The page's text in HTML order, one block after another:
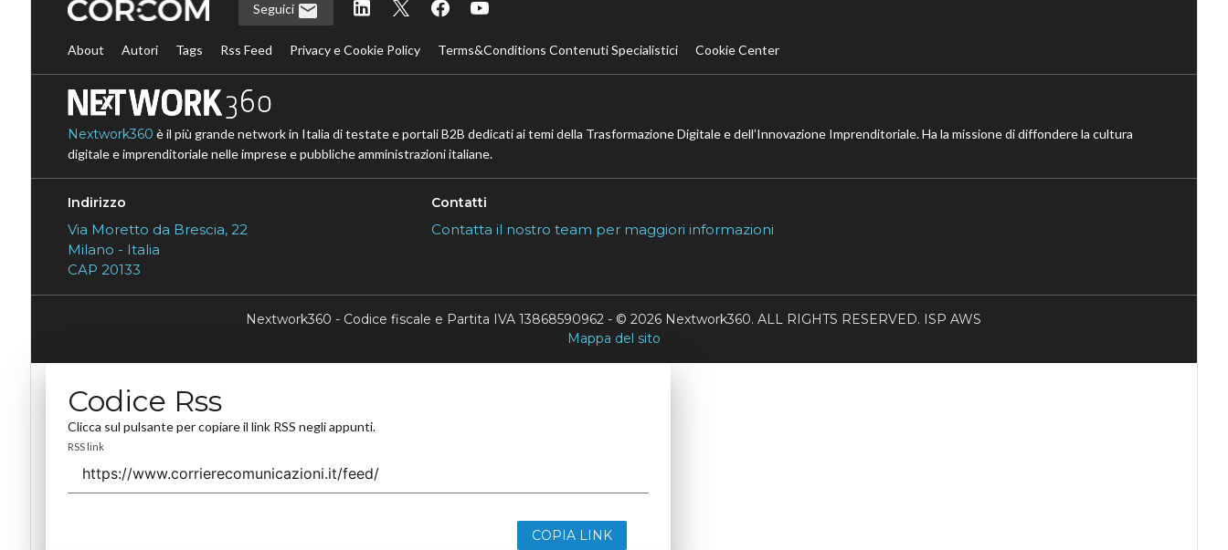
Seguici
About Autori Tags Rss Feed Privacy e Cookie Policy Terms&Conditions Contenuti Specialistici Cookie Center
Nextwork360 è il più grande network in Italia di testate e portali B2B dedicati ai temi della Trasformazione Digitale e dell’Innovazione Imprenditoriale. Ha la missione di diffondere la cultura
digitale e imprenditoriale nelle imprese e pubbliche amministrazioni italiane.
Indirizzo
Via Moretto da Brescia, 22
Milano - Italia
CAP 20133
Contatti
Contatta il nostro team per maggiori informazioni
Nextwork360 - Codice fiscale e Partita IVA 13868590962 - © 2026 Nextwork360. ALL RIGHTS RESERVED. ISP AWS
Mappa del sito
Codice Rss
Clicca sul pulsante per copiare il link RSS negli appunti.
RSS link
COPIA LINK